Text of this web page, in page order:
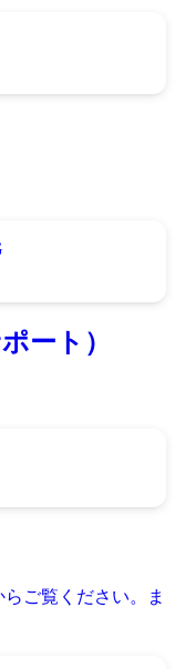
ート）
ご覧ください。ま